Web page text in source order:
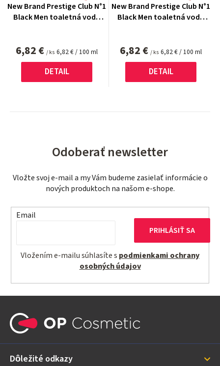
New Brand Prestige Club N°1
Black Men toaletná voda
6,82 € / ks Jednotková
cena:
6,82 € / 100 ml
DETAIL
New Brand Prestige Club N°1
Black Men toaletná voda
6,82 € / ks Jednotková
cena:
6,82 € / 100 ml
DETAIL
Odoberať newsletter
Vložte svoj e-mail a my Vám budeme zasielať informácie o
nových produktoch na našom e-shope.
Email
Vložením e-mailu súhlasíte s podmienkami ochrany
osobných údajov
PRIHLÁSIŤ SA
ä
Dôležité odkazy